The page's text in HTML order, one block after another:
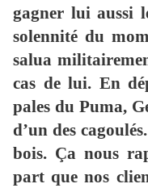
gagner lui aussi
solennité du
salua
cas de lui. En
pales du Puma,
d’un des
bois. Ça nous
part que nos